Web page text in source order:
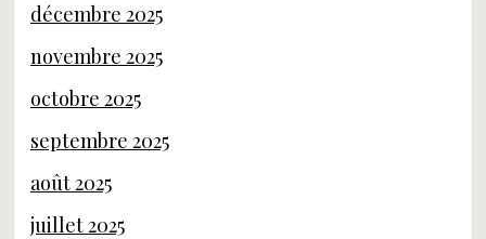
décembre 2025
novembre 2025
octobre 2025
septembre 2025
août 2025
juillet 2025